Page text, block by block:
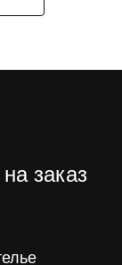
заказ